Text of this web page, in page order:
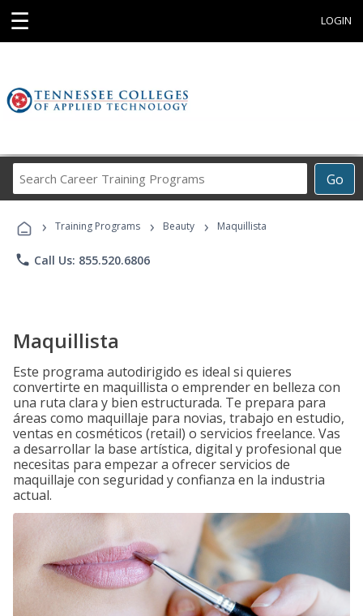
☰ LOGIN
Go
Career
Programs
› Training Programs › Beauty › Maquillista
phone Call Us: 855.520.6806
Maquillista
Este programa autodirigido es ideal si quieres
convertirte en maquillista o emprender en belleza con
una ruta clara y bien estructurada. Te prepara para
áreas como maquillaje para novias, trabajo en estudio,
ventas en cosméticos (retail) o servicios freelance. Vas
a desarrollar la base artística, digital y profesional que
necesitas para empezar a ofrecer servicios de
maquillaje con seguridad y confianza en la industria
actual.